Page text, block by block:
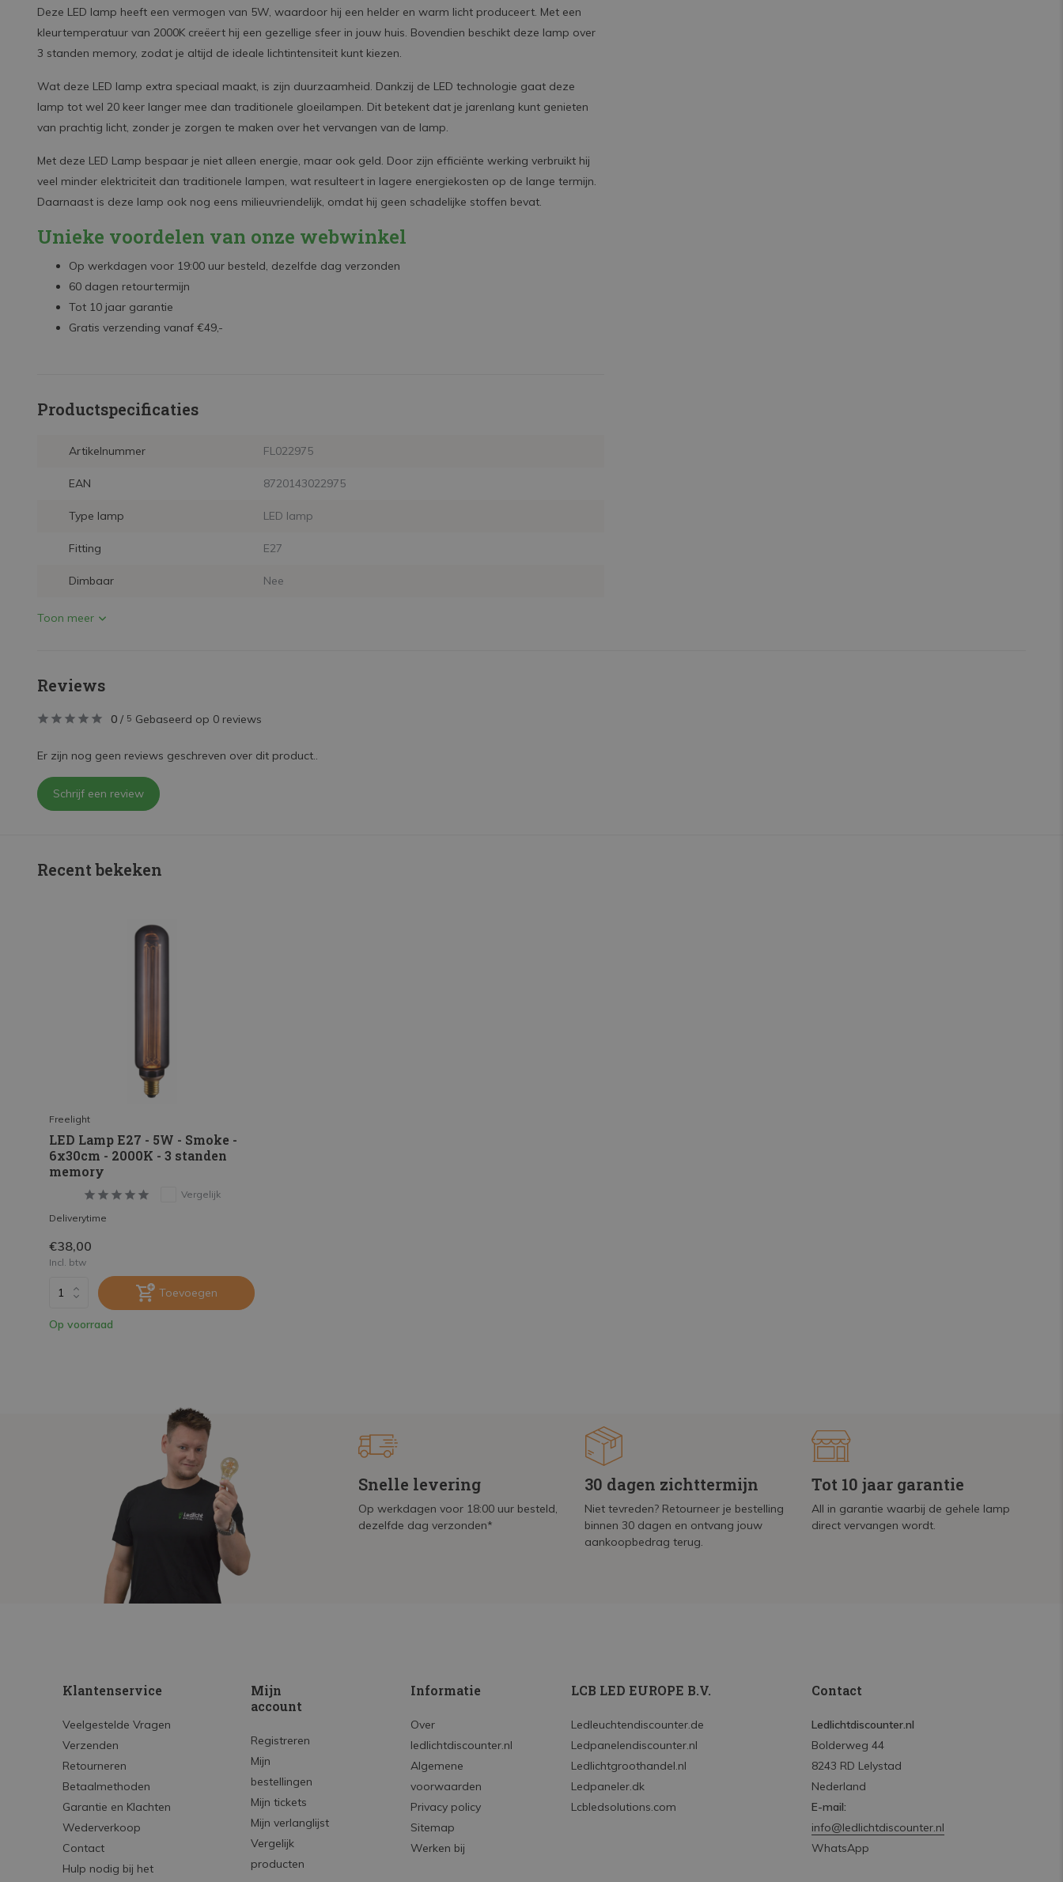
Deze LED lamp heeft een vermogen van 5W, waardoor hij een helder en warm licht produceert. Met een
kleurtemperatuur van 2000K creëert hij een gezellige sfeer in jouw huis. Bovendien beschikt deze lamp over
3 standen memory, zodat je altijd de ideale lichtintensiteit kunt kiezen.
Wat deze LED lamp extra speciaal maakt, is zijn duurzaamheid. Dankzij de LED technologie gaat deze
lamp tot wel 20 keer langer mee dan traditionele gloeilampen. Dit betekent dat je jarenlang kunt genieten
van prachtig licht, zonder je zorgen te maken over het vervangen van de lamp.
Met deze LED Lamp bespaar je niet alleen energie, maar ook geld. Door zijn efficiënte werking verbruikt hij
veel minder elektriciteit dan traditionele lampen, wat resulteert in lagere energiekosten op de lange termijn.
Daarnaast is deze lamp ook nog eens milieuvriendelijk, omdat hij geen schadelijke stoffen bevat.
Unieke voordelen van onze webwinkel
Op werkdagen voor 19:00 uur besteld, dezelfde dag verzonden
60 dagen retourtermijn
Tot 10 jaar garantie
Gratis verzending vanaf €49,-
Productspecificaties
Artikelnummer FL022975
EAN 8720143022975
Type lamp LED lamp
Fitting E27
Dimbaar Nee
Toon meer
Reviews
0 / 5 Gebaseerd op 0 reviews
Er zijn nog geen reviews geschreven over dit product..
Schrijf een review
Recent bekeken
Freelight
LED Lamp E27 - 5W - Smoke -
6x30cm - 2000K - 3 standen
memory
Vergelijk
Deliverytime
€38,00
Incl. btw
Toevoegen
Op voorraad
Snelle levering
Op werkdagen voor 18:00 uur besteld,
dezelfde dag verzonden*
30 dagen zichttermijn
Niet tevreden? Retourneer je bestelling
binnen 30 dagen en ontvang jouw
aankoopbedrag terug.
Tot 10 jaar garantie
All in garantie waarbij de gehele lamp
direct vervangen wordt.
Klantenservice
Veelgestelde Vragen
Verzenden
Retourneren
Betaalmethoden
Garantie en Klachten
Wederverkoop
Contact
Hulp nodig bij het
Mijn
account
Registreren
Mijn
bestellingen
Mijn tickets
Mijn verlanglijst
Vergelijk
producten
Informatie
Over
ledlichtdiscounter.nl
Algemene
voorwaarden
Privacy policy
Sitemap
Werken bij
LCB LED EUROPE B.V.
Ledleuchtendiscounter.de
Ledpanelendiscounter.nl
Ledlichtgroothandel.nl
Ledpaneler.dk
Lcbledsolutions.com
Contact
Ledlichtdiscounter.nl
Bolderweg 44
8243 RD Lelystad
Nederland
E-mail:
info@ledlichtdiscounter.nl
WhatsApp